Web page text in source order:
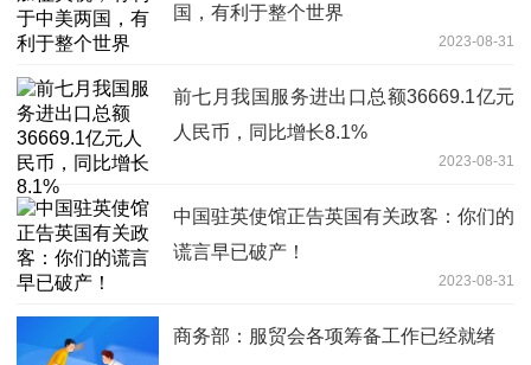
国，有利于整个世界
2023-08-31
前七月我国服务进出口总额36669.1亿元
人民币，同比增长8.1%
2023-08-31
中国驻英使馆正告英国有关政客：你们的
谎言早已破产！
2023-08-31
商务部：服贸会各项筹备工作已经就绪